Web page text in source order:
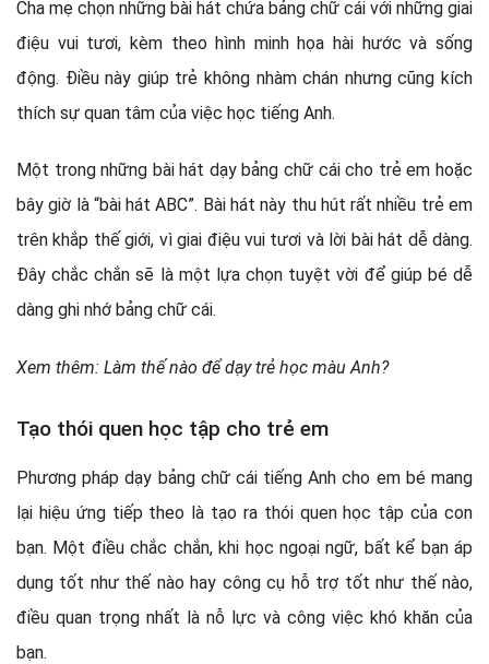
Cha mẹ chọn những bài hát chứa bảng chữ cái với những giai
điệu vui tươi, kèm theo hình minh họa hài hước và sống
động. Điều này giúp trẻ không nhàm chán nhưng cũng kích
thích sự quan tâm của việc học tiếng Anh.
Một trong những bài hát dạy bảng chữ cái cho trẻ em hoặc
bây giờ là “bài hát ABC”. Bài hát này thu hút rất nhiều trẻ em
trên khắp thế giới, vì giai điệu vui tươi và lời bài hát dễ dàng.
Đây chắc chắn sẽ là một lựa chọn tuyệt vời để giúp bé dễ
dàng ghi nhớ bảng chữ cái.
Xem thêm: Làm thế nào để dạy trẻ học màu Anh?
Tạo thói quen học tập cho trẻ em
Phương pháp dạy bảng chữ cái tiếng Anh cho em bé mang
lại hiệu ứng tiếp theo là tạo ra thói quen học tập của con
bạn. Một điều chắc chắn, khi học ngoại ngữ, bất kể bạn áp
dụng tốt như thế nào hay công cụ hỗ trợ tốt như thế nào,
điều quan trọng nhất là nỗ lực và công việc khó khăn của
bạn.